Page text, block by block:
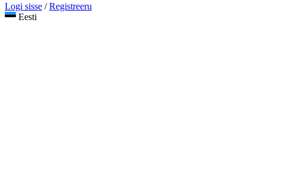
Logi sisse / Registreeru
Eesti